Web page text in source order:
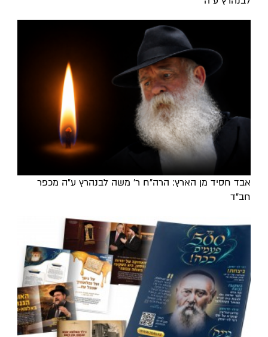
אבד חסיד מן הארץ: הרה"ח ר' משה לבנהרץ ע"ה מכפר
חב"ד